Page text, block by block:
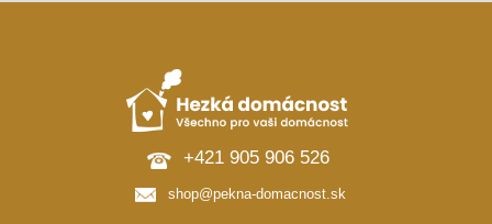
+421 905 906 526
shop@pekna-domacnost.sk